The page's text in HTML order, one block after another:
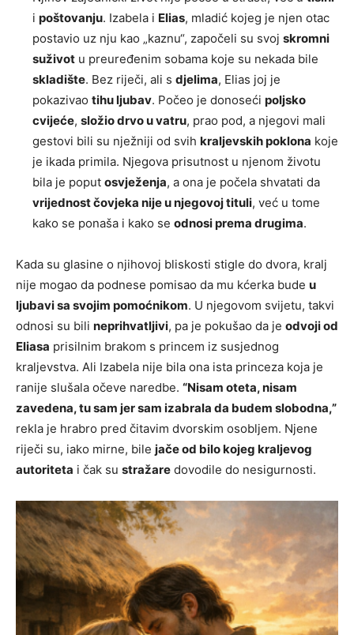
i poštovanju. Izabela i Elias, mladić kojeg je njen otac
postavio uz nju kao „kaznu“, započeli su svoj skromni
suživot u preuređenim sobama koje su nekada bile
skladište. Bez riječi, ali s djelima, Elias joj je
pokazivao tihu ljubav. Počeo je donoseći poljsko
cvijeće, složio drvo u vatru, prao pod, a njegovi mali
gestovi bili su nježniji od svih kraljevskih poklona koje
je ikada primila. Njegova prisutnost u njenom životu
bila je poput osvježenja, a ona je počela shvatati da
vrijednost čovjeka nije u njegovoj tituli, već u tome
kako se ponaša i kako se odnosi prema drugima.
Kada su glasine o njihovoj bliskosti stigle do dvora, kralj
nije mogao da podnese pomisao da mu kćerka bude u
ljubavi sa svojim pomoćnikom. U njegovom svijetu, takvi
odnosi su bili neprihvatljivi, pa je pokušao da je odvoji od
Eliasa prisilnim brakom s princem iz susjednog
kraljevstva. Ali Izabela nije bila ona ista princeza koja je
ranije slušala očeve naredbe. “Nisam oteta, nisam
zavedena, tu sam jer sam izabrala da budem slobodna,”
rekla je hrabro pred čitavim dvorskim osobljem. Njene
riječi su, iako mirne, bile jače od bilo kojeg kraljevog
autoriteta i čak su stražare dovodile do nesigurnosti.